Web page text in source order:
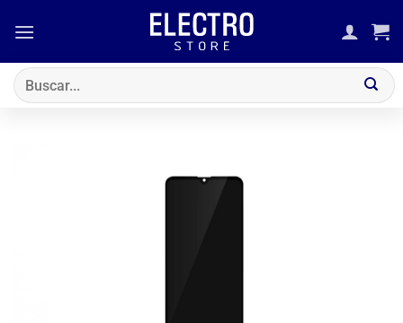
Buscar
por: